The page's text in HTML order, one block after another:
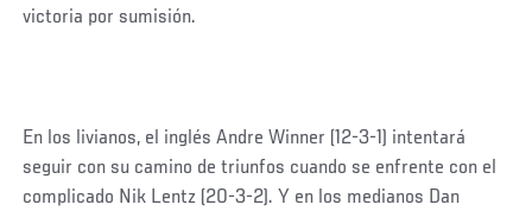
victoria por sumisión.
En los livianos, el inglés Andre Winner (12-3-1) intentará
seguir con su camino de triunfos cuando se enfrente con el
complicado Nik Lentz (20-3-2). Y en los medianos Dan